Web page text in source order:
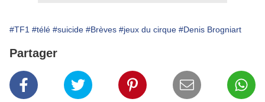
#TF1 #télé #suicide #Brèves #jeux du cirque #Denis Brogniart
Partager